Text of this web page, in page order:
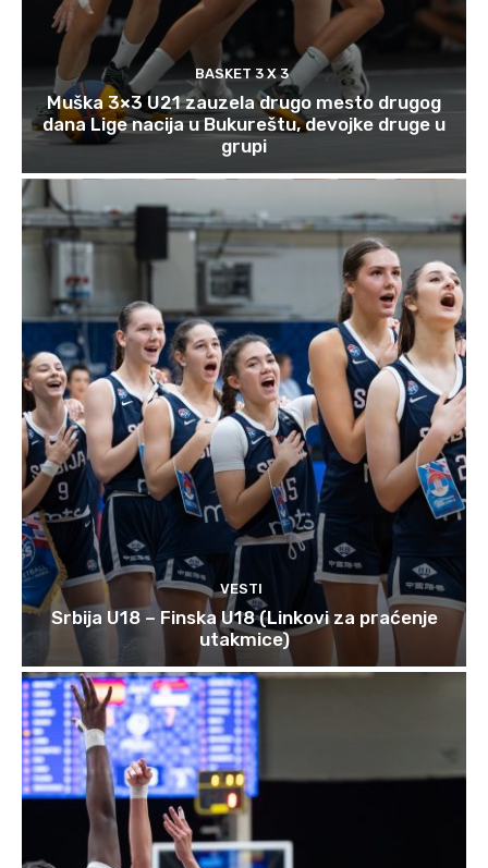
BASKET 3 X 3
Muška 3×3 U21 zauzela drugo mesto drugog
dana Lige nacija u Bukureštu, devojke druge u
grupi
VESTI
Srbija U18 – Finska U18 (Linkovi za praćenje
utakmice)